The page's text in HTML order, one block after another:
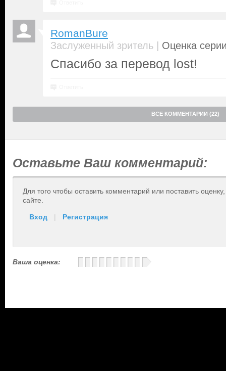
RomanBure
Заслуженный зритель | Оценка
Спасибо за перевод lost!
ВСЕ КОММЕНТАРИИ (22)
Оставьте Ваш комментарий:
Для того чтобы оставить комментарий или поставить
сайте.
Вход | Регистрация
Ваша оценка: